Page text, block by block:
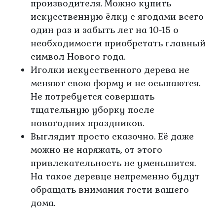
производителя. Можно купить
искусственную ёлку с ягодами всего
один раз и забыть лет на 10-15 о
необходимости приобретать главный
символ Нового года.
Иголки искусственного дерева не
меняют свою форму и не осыпаются.
Не потребуется совершать
тщательную уборку после
новогодних праздников.
Выглядит просто сказочно. Её даже
можно не наряжать, от этого
привлекательность не уменьшится.
На такое деревце непременно будут
обращать внимания гости вашего
дома.